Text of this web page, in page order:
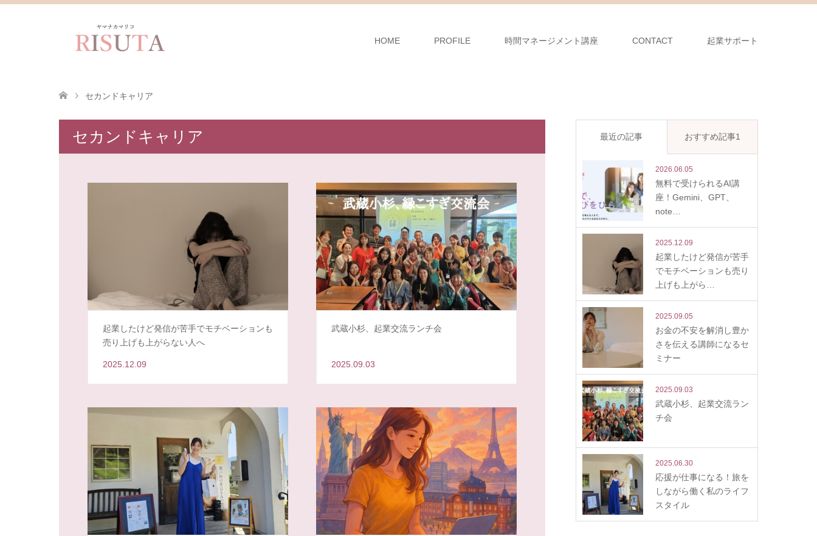
HOME PROFILE 時間マネージメント講座 CONTACT 起業サポート
セカンドキャリア
セカンドキャリア
起業したけど発信が苦手でモチベーションも
売り上げも上がらない人へ
2025.12.09
武蔵小杉、起業交流ランチ会
2025.09.03
最近の記事 おすすめ記事1
2026.06.05
無料で受けられるAI講
座！Gemini、GPT、
note…
2025.12.09
起業したけど発信が苦手
でモチベーションも売り
上げも上がら…
2025.09.05
お金の不安を解消し豊か
さを伝える講師になるセ
ミナー
2025.09.03
武蔵小杉、起業交流ラン
チ会
2025.06.30
応援が仕事になる！旅を
しながら働く私のライフ
スタイル